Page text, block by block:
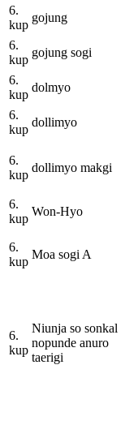
6.
kup
gojung
6.
kup
gojung sogi
6.
kup
dolmyo
6.
kup
dollimyo
6.
kup
dollimyo makgi
6.
kup
Won-Hyo
6.
kup
Moa sogi A
6.
kup
Niunja so sonkal
nopunde anuro
taerigi